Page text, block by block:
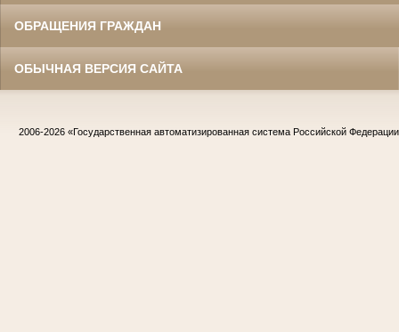
ОБРАЩЕНИЯ ГРАЖДАН
ОБЫЧНАЯ ВЕРСИЯ САЙТА
2006-2026 «Государственная автоматизированная система Российской